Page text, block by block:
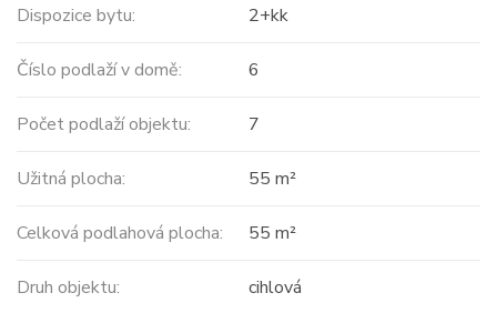
Dispozice bytu: 2+kk
Číslo podlaží v domě: 6
Počet podlaží objektu: 7
Užitná plocha: 55 m²
Celková podlahová plocha: 55 m²
Druh objektu: cihlová